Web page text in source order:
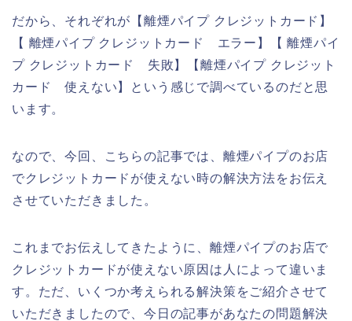
だから、それぞれが【離煙パイプ クレジットカード】
【 離煙パイプ クレジットカード エラー】【 離煙パイ
プ クレジットカード 失敗】【離煙パイプ クレジット
カード 使えない】という感じで調べているのだと思
います。
なので、今回、こちらの記事では、離煙パイプのお店
でクレジットカードが使えない時の解決方法をお伝え
させていただきました。
これまでお伝えしてきたように、離煙パイプのお店で
クレジットカードが使えない原因は人によって違いま
す。ただ、いくつか考えられる解決策をご紹介させて
いただきましたので、今日の記事があなたの問題解決